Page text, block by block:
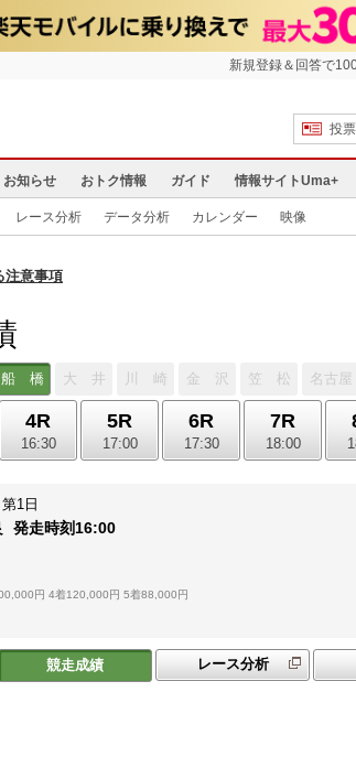
新規登録＆回答で
投票
お知らせ おトク情報 ガイド 情報サイトUma+
レース分析 データ分析 カレンダー 映像
注意事項
船 橋 大 井 川 崎 金 沢 笠 松 名古屋
4R
16:30
5R
17:00
6R
17:30
7R
18:00
第1日
発走時刻16:00
円 4着120,000円 5着88,000円
競走成績 レース分析